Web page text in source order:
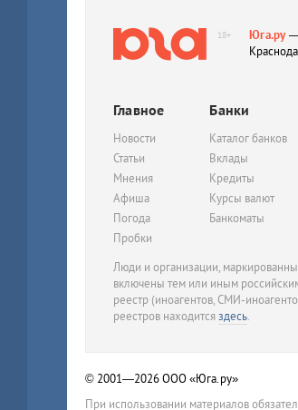
18+ Юга.ру—
Главное
Новости
Статьи
Мнения
Афиша
Погода
Пробки
Банки
Каталог банков
Вклады
Кредиты
Курсы валют
Банкоматы
Люди и организации,
включены тем или иным
реестр (иноагентов, СМИ-
реестров находитсяздесь.
© 2001—2026ООО «Юга.ру»
При использовании материалов